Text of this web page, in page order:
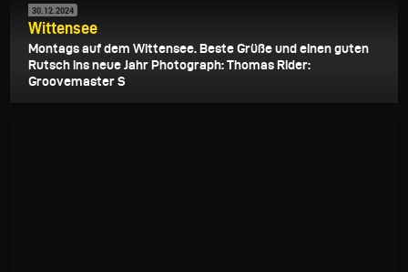
30.12.2024
Wittensee
Montags auf dem Wittensee. Beste Grüße und einen guten
Rutsch ins neue Jahr Photograph: Thomas Rider:
Groovemaster S